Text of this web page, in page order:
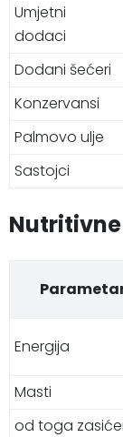
Umjetni
dodaci
Dodani šećeri
Konzervansi
Palmovo ulje
Sastojci
Energija
Masti
od toga